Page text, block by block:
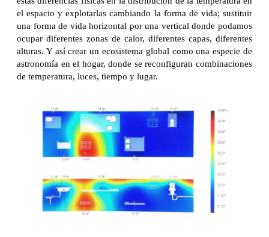
el espacio y explotarlas cambiando la forma de vida; sustituir
una forma de vida horizontal por una vertical donde podamos
ocupar diferentes zonas de calor, diferentes capas, diferentes
alturas. Y así crear un ecosistema global como una especie de
astronomía en el hogar, donde se reconfiguran combinaciones
de temperatura, luces, tiempo y lugar.